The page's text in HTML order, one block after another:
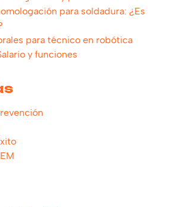
para soldadura: ¿Es
para técnico en robótica
y funciones